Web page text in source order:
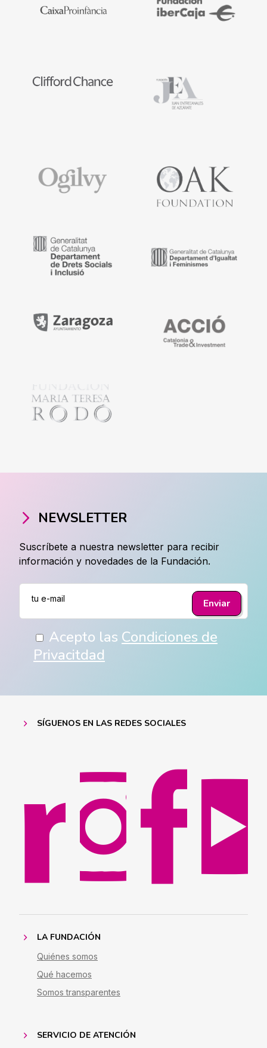
NEWSLETTER
Suscríbete a nuestra newsletter para recibir
información y novedades de la Fundación.
Acepto las Condiciones de
Privacitdad
SÍGUENOS EN LAS REDES SOCIALES
LA FUNDACIÓN
Quiénes somos
Qué hacemos
Somos transparentes
SERVICIO DE ATENCIÓN